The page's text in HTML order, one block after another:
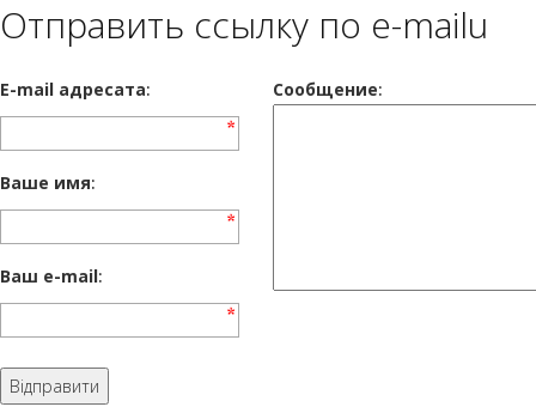
Отправить ссылку по e-mailu
E-mail адресата: Сообщение:
Ваше имя:
Ваш e-mail: